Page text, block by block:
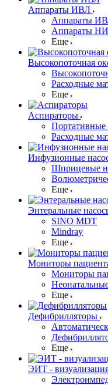
Аппараты ИВЛ
Аппараты
Аппараты
Еще
Высокопоточная
Расходные
Еще
Аспираторы
Портативные
Расходные
Инфузионные
Шприцевые
Еще
Энтеральные
SINO MDT
Mindray
Еще
Мониторы
Мониторы
Еще
Дефибрилляторы
Еще
ЭИТ -